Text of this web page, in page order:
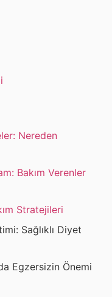
Nereden
Bakım Verenler
Stratejileri
Sağlıklı Diyet
Egzersizin Önemi